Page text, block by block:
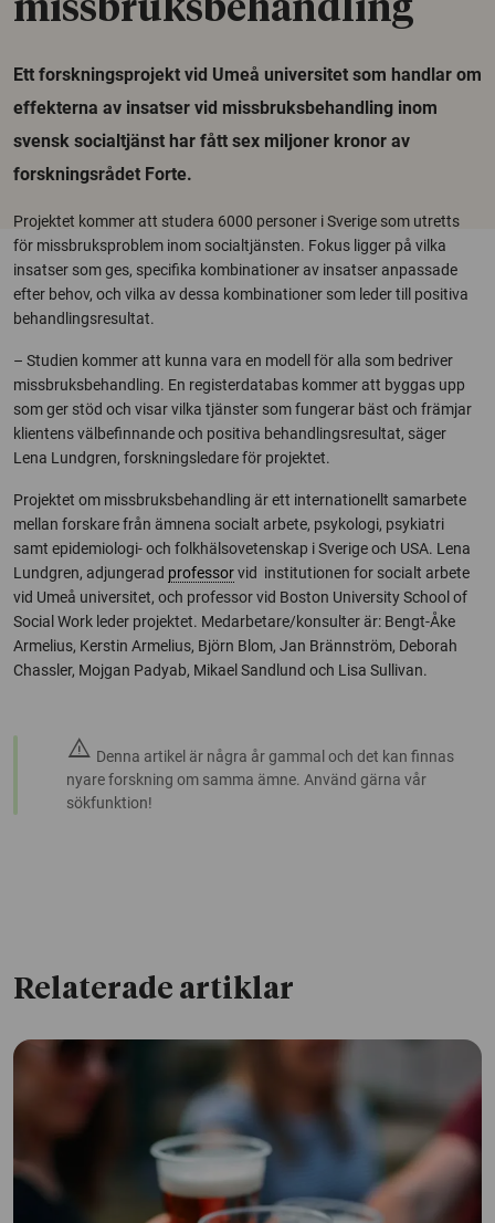
missbruksbehandling
Ett forskningsprojekt vid Umeå universitet som handlar om
effekterna av insatser vid missbruksbehandling inom
svensk socialtjänst har fått sex miljoner kronor av
forskningsrådet Forte.
Projektet kommer att studera 6000 personer i Sverige som utretts
för missbruksproblem inom socialtjänsten. Fokus ligger på vilka
insatser som ges, specifika kombinationer av insatser anpassade
efter behov, och vilka av dessa kombinationer som leder till positiva
behandlingsresultat.
– Studien kommer att kunna vara en modell för alla som bedriver
missbruksbehandling. En registerdatabas kommer att byggas upp
som ger stöd och visar vilka tjänster som fungerar bäst och främjar
klientens välbefinnande och positiva behandlingsresultat, säger
Lena Lundgren, forskningsledare för projektet.
Projektet om missbruksbehandling är ett internationellt samarbete
mellan forskare från ämnena socialt arbete, psykologi, psykiatri
samt epidemiologi- och folkhälsovetenskap i Sverige och USA. Lena
Lundgren, adjungerad professorvid institutionen for socialt arbete
vid Umeå universitet, och professor vid Boston University School of
Social Work leder projektet. Medarbetare/konsulter är: Bengt-Åke
Armelius, Kerstin Armelius, Björn Blom, Jan Brännström, Deborah
Chassler, Mojgan Padyab, Mikael Sandlund och Lisa Sullivan.
warning Denna artikel är några år gammal och det kan finnas
nyare forskning om samma ämne. Använd gärna vår
sökfunktion!
Relaterade artiklar